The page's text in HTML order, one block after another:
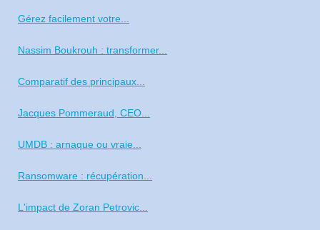
Gérez facilement votre...
Nassim Boukrouh : transformer...
Comparatif des principaux...
Jacques Pommeraud, CEO...
UMDB : arnaque ou vraie...
Ransomware : récupération...
L'impact de Zoran Petrovic...